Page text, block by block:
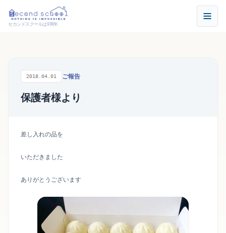
セカンドスクールは9周年
2018.04.01 ご報告
保護者様より
差し入れの品を
いただきました
ありがとうございます